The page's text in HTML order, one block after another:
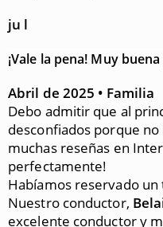
ju l
¡Vale la pena! Muy
Abril de 2025 • Familia
Debo admitir que al
desconfiados porque
muchas reseñas en
perfectamente!
Habíamos reservado
Nuestro conductor,
excelente conductor y